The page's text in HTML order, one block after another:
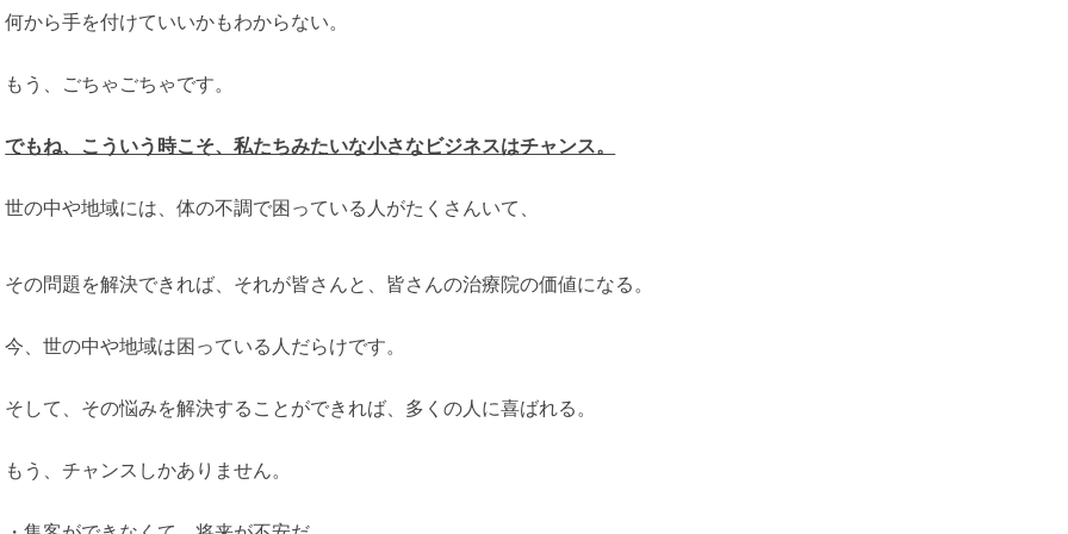
何から手を付けていいかもわからない。
もう、ごちゃごちゃです。
でもね、こういう時こそ、私たちみたいな小さなビジネスはチャンス。
世の中や地域には、体の不調で困っている人がたくさんいて、
その問題を解決できれば、それが皆さんと、皆さんの治療院の価値になる。
今、世の中や地域は困っている人だらけです。
そして、その悩みを解決することができれば、多くの人に喜ばれる。
もう、チャンスしかありません。